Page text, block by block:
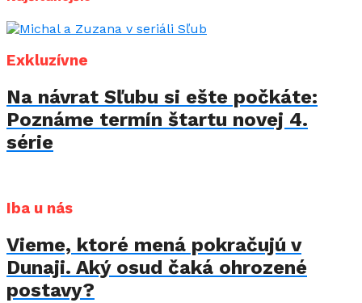
Exkluzívne
Na návrat Sľubu si ešte počkáte:
Poznáme termín štartu novej 4.
série
Iba u nás
Vieme, ktoré mená pokračujú v
Dunaji. Aký osud čaká ohrozené
postavy?